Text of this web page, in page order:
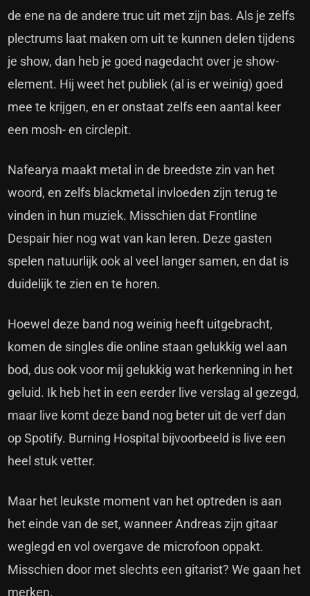
de ene na de andere truc uit met zijn bas. Als je zelfs
plectrums laat maken om uit te kunnen delen tijdens
je show, dan heb je goed nagedacht over je show-
element. Hij weet het publiek (al is er weinig) goed
mee te krijgen, en er onstaat zelfs een aantal keer
een mosh- en circlepit.
Nafearya maakt metal in de breedste zin van het
woord, en zelfs blackmetal invloeden zijn terug te
vinden in hun muziek. Misschien dat Frontline
Despair hier nog wat van kan leren. Deze gasten
spelen natuurlijk ook al veel langer samen, en dat is
duidelijk te zien en te horen.
Hoewel deze band nog weinig heeft uitgebracht,
komen de singles die online staan gelukkig wel aan
bod, dus ook voor mij gelukkig wat herkenning in het
geluid. Ik heb het in een eerder live verslag al gezegd,
maar live komt deze band nog beter uit de verf dan
op Spotify. Burning Hospital bijvoorbeeld is live een
heel stuk vetter.
Maar het leukste moment van het optreden is aan
het einde van de set, wanneer Andreas zijn gitaar
weglegd en vol overgave de microfoon oppakt.
Misschien door met slechts een gitarist? We gaan het
merken.